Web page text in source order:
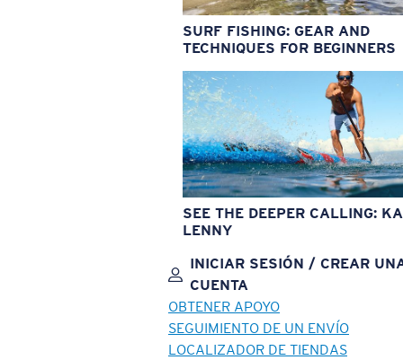
SURF FISHING: GEAR AND
TECHNIQUES FOR BEGINNERS
SEE THE DEEPER CALLING:
LENNY
INICIAR SESIÓN / CREAR
CUENTA
OBTENER APOYO
SEGUIMIENTO DE UN ENVÍO
LOCALIZADOR DE TIENDAS